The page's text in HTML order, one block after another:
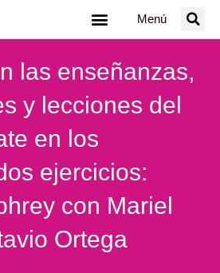
Menú
las enseñanzas,
y lecciones del
en los
ejercicios:
con Mariel
Ortega